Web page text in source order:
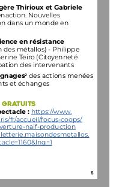
5
THIRIOUX ET
ÉNACTION. NOUVELLES
DANS UN MONDE EN
& SCIENCE EN RÉSISTANCE
DES MÉTALLOS) -
TEIRO (CITOYENNETÉ
DES
2 DES ACTIONS MENÉES
ET ÉCHANGES
GRATUITS
LE SPECTACLE :
HTTPS://WWW.
FR/ACCUEIL/FOCUS-
NAIF-